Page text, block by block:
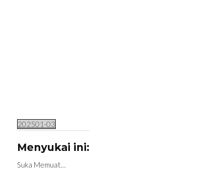
202501-03
Menyukai ini:
Suka Memuat…